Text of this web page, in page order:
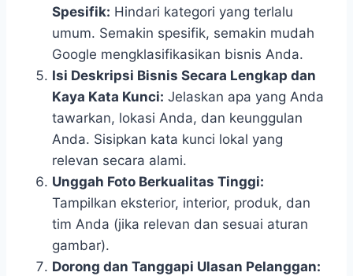
Spesifik: Hindari kategori yang terlalu
umum. Semakin spesifik, semakin mudah
Google mengklasifikasikan bisnis Anda.
Isi Deskripsi Bisnis Secara Lengkap dan
Kaya Kata Kunci: Jelaskan apa yang Anda
tawarkan, lokasi Anda, dan keunggulan
Anda. Sisipkan kata kunci lokal yang
relevan secara alami.
Unggah Foto Berkualitas Tinggi:
Tampilkan eksterior, interior, produk, dan
tim Anda (jika relevan dan sesuai aturan
gambar).
Dorong dan Tanggapi Ulasan Pelanggan: